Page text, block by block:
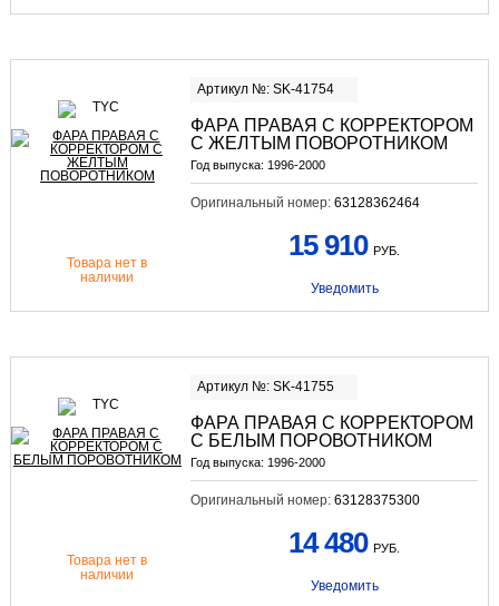
Артикул №: SK-41754
ФАРА ПРАВАЯ С КОРРЕКТОРОМ
С ЖЕЛТЫМ ПОВОРОТНИКОМ
Год выпуска: 1996-2000
Оригинальный номер: 63128362464
Товара нет в
наличии
15 910 РУБ.
Уведомить
Артикул №: SK-41755
ФАРА ПРАВАЯ С КОРРЕКТОРОМ
С БЕЛЫМ ПОРОВОТНИКОМ
Год выпуска: 1996-2000
Оригинальный номер: 63128375300
Товара нет в
наличии
14 480 РУБ.
Уведомить